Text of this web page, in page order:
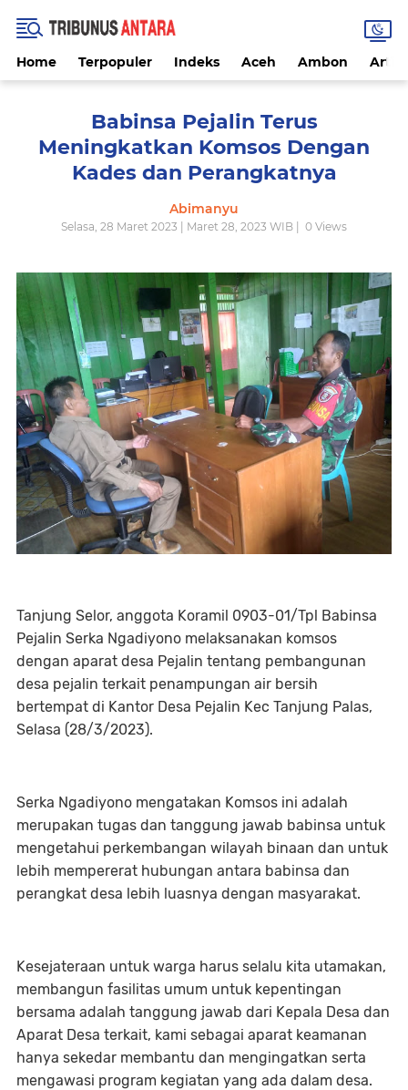
Home Terpopuler Indeks Aceh Ambon
Babinsa Pejalin Terus
Meningkatkan Komsos Dengan
Kades dan Perangkatnya
Abimanyu
Selasa, 28 Maret 2023 | Maret 28, 2023 WIB | 0 Views
Tanjung Selor, anggota Koramil 0903-01/Tpl Babinsa
Pejalin Serka Ngadiyono melaksanakan komsos
dengan aparat desa Pejalin tentang pembangunan
desa pejalin terkait penampungan air bersih
bertempat di Kantor Desa Pejalin Kec Tanjung Palas,
Selasa (28/3/2023).
Serka Ngadiyono mengatakan Komsos ini adalah
merupakan tugas dan tanggung jawab babinsa untuk
mengetahui perkembangan wilayah binaan dan untuk
lebih mempererat hubungan antara babinsa dan
perangkat desa lebih luasnya dengan masyarakat.
Kesejateraan untuk warga harus selalu kita utamakan,
membangun fasilitas umum untuk kepentingan
bersama adalah tanggung jawab dari Kepala Desa dan
Aparat Desa terkait, kami sebagai aparat keamanan
hanya sekedar membantu dan mengingatkan serta
mengawasi program kegiatan yang ada dalam desa.